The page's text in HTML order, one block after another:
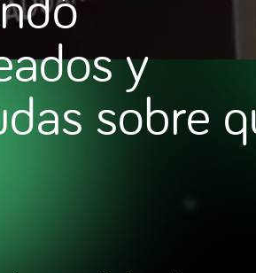
y
sobre